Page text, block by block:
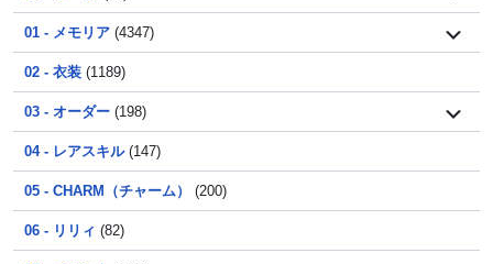
01 - メモリア (4347)
02 - 衣装 (1189)
03 - オーダー (198)
04 - レアスキル(147)
05 - CHARM（チャーム） (200)
06 - リリィ (82)